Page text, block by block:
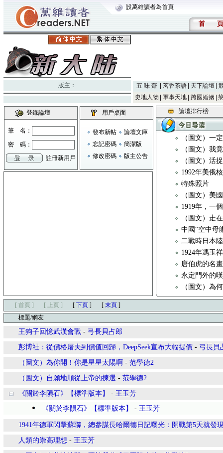
設萬維讀者為首頁
首 頁
版主： 五 味 齋 茗香茶語 天下論壇
史地人物
軍事天地 跨國婚姻
登錄論壇
筆 名：
密 碼：
註冊新用戶
用戶桌面
發布新帖
論壇文庫
忘記密碼
簡潔版
修改密碼
版主公告
論壇排行榜
（圖文）一
（圖文）我
（圖文）活
1992年美俄
特殊照片
（圖文）美
1919年，一
（圖文）走
中國“空中母
二戰時日本
1924年馮玉
唐伯虎的名畫
永定門外的
（圖文）為
[ 首頁 ] [ 上頁 ] [ 下頁 ] [ 末頁 ]
標題/網友
王狗子回憶武漢會戰 - 弓長貝占郎
彭博社：從價格屠夫到價值回歸，DeepSeek宣布大幅提價 - 弓長貝
（圖文）為你開！你是星星太陽啊 - 范學德2
（圖文）自願地順從上帝的揀選 - 范學德2
《關於李隕石》【標準版本】 - 王玉芳
《關於李隕石》【標準版本】
- 王玉芳
1941年德軍閃擊蘇聯，總參謀長哈爾德日記曝光：開戰第5天就發
人類的崇高理想 - 王玉芳